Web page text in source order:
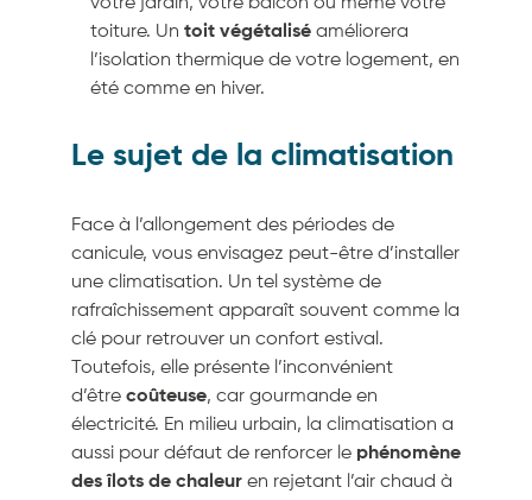
votre jardin, votre balcon ou même votre
toiture. Un toit végétalisé améliorera
l’isolation thermique de votre logement, en
été comme en hiver.
Le sujet de la climatisation
Face à l’allongement des périodes de
canicule, vous envisagez peut-être d’installer
une climatisation. Un tel système de
rafraîchissement apparaît souvent comme la
clé pour retrouver un confort estival.
Toutefois, elle présente l’inconvénient
d’être coûteuse, car gourmande en
électricité. En milieu urbain, la climatisation a
aussi pour défaut de renforcer le phénomène
des îlots de chaleur en rejetant l’air chaud à